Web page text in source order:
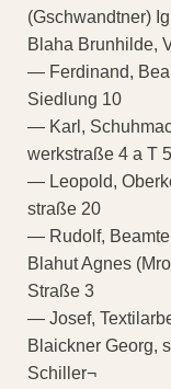
(Gschwandtner)
Blaha Brunhilde,
— Ferdinand,
Siedlung 10
— Karl,
werkstraße 4 a T
— Leopold,
straße 20
— Rudolf,
Blahut Agnes
Straße 3
— Josef,
Blaickner Georg,
Schiller¬